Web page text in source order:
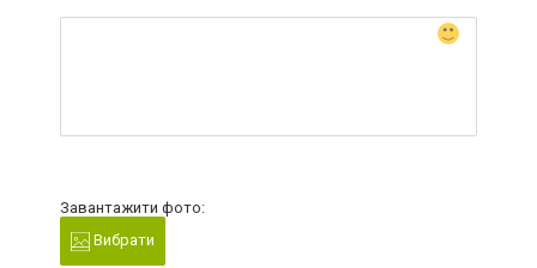
Завантажити фото:
Вибрати